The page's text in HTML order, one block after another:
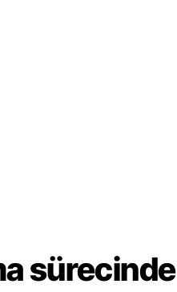
sürecinde